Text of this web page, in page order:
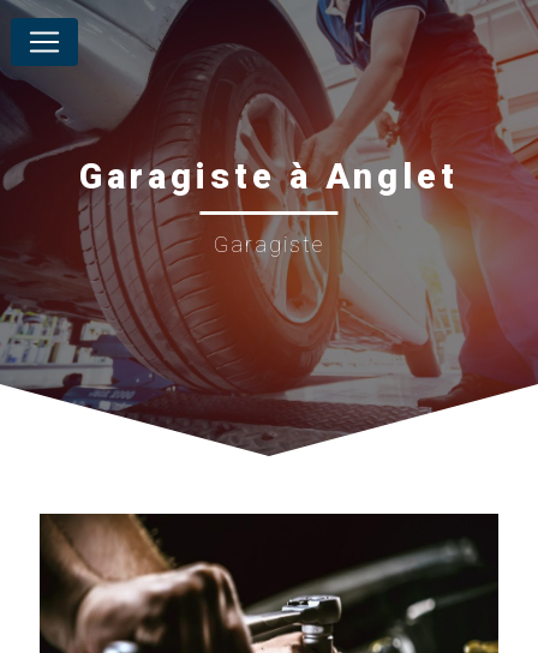
Garagiste à Anglet
Garagiste
Panneau de gestion des cookies